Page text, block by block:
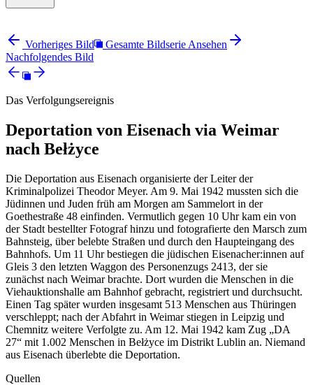
Vorheriges Bild
Gesamte Bildserie Ansehen
Nachfolgendes Bild
Das Verfolgungsereignis
Deportation von Eisenach via Weimar
nach Bełżyce
Die Deportation aus Eisenach organisierte der Leiter der
Kriminalpolizei Theodor Meyer. Am 9. Mai 1942 mussten sich die
Jüdinnen und Juden früh am Morgen am Sammelort in der
Goethestraße 48 einfinden. Vermutlich gegen 10 Uhr kam ein von
der Stadt bestellter Fotograf hinzu und fotografierte den Marsch zum
Bahnsteig, über belebte Straßen und durch den Haupteingang des
Bahnhofs. Um 11 Uhr bestiegen die jüdischen Eisenacher:innen auf
Gleis 3 den letzten Waggon des Personenzugs 2413, der sie
zunächst nach Weimar brachte. Dort wurden die Menschen in die
Viehauktionshalle am Bahnhof gebracht, registriert und durchsucht.
Einen Tag später wurden insgesamt 513 Menschen aus Thüringen
verschleppt; nach der Abfahrt in Weimar stiegen in Leipzig und
Chemnitz weitere Verfolgte zu. Am 12. Mai 1942 kam Zug „DA
27“ mit 1.002 Menschen in Bełżyce im Distrikt Lublin an. Niemand
aus Eisenach überlebte die Deportation.
Quellen